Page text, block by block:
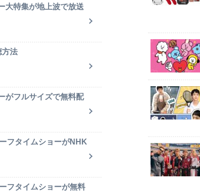
大特集が地上波で放送
方法
がフルサイズで無料配
フタイムショーがNHK
フタイムショーが無料